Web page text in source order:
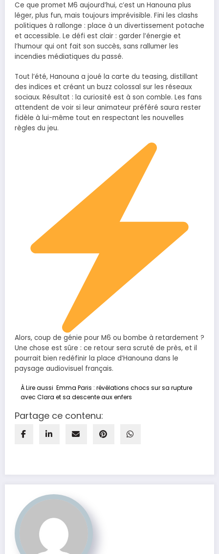
Ce que promet M6 aujourd’hui, c’est un Hanouna plus
léger, plus fun, mais toujours imprévisible. Fini les clashs
politiques à rallonge : place à un divertissement potache
et accessible. Le défi est clair : garder l’énergie et
l’humour qui ont fait son succès, sans rallumer les
incendies médiatiques du passé.
Tout l’été, Hanouna a joué la carte du teasing, distillant
des indices et créant un buzz colossal sur les réseaux
sociaux. Résultat : la curiosité est à son comble. Les fans
attendent de voir si leur animateur préféré saura rester
fidèle à lui-même tout en respectant les nouvelles
règles du jeu.
Alors, coup de génie pour M6 ou bombe à retardement ?
Une chose est sûre : ce retour sera scruté de près, et il
pourrait bien redéfinir la place d’Hanouna dans le
paysage audiovisuel français.
À Lire aussi Emma Paris : révélations chocs sur sa rupture
avec Clara et sa descente aux enfers
Partage ce contenu: